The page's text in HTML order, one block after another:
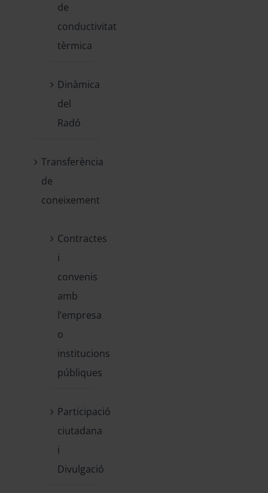
de
conductivitat
tèrmica
Dinàmica
del
Radó
Transferència
de
coneixement
Contractes
i
convenis
amb
l’empresa
o
institucions
públiques
Participació
ciutadana
i
Divulgació